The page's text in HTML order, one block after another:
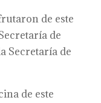
de este
de
Secretaría de
de este